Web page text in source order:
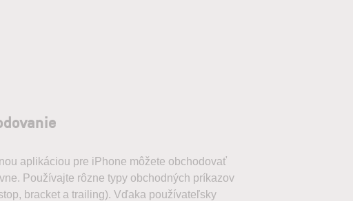
aplikáciou pre iPhone môžete obchodovať
Používajte rôzne typy obchodných príkazov
bracket a trailing). Vďaka používateľsky